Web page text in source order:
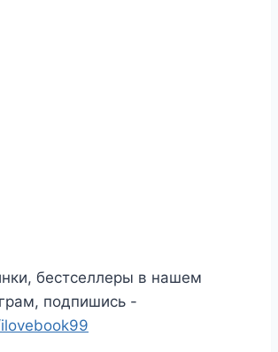
бестселлеры в нашем
подпишись -